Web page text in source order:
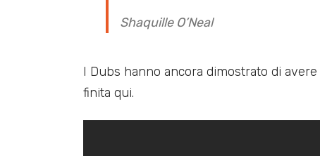
Shaquille O’Neal
I Dubs hanno ancora dimostrato di
finita qui.